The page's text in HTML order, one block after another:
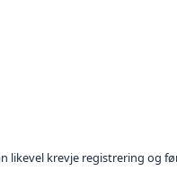
likevel krevje registrering og